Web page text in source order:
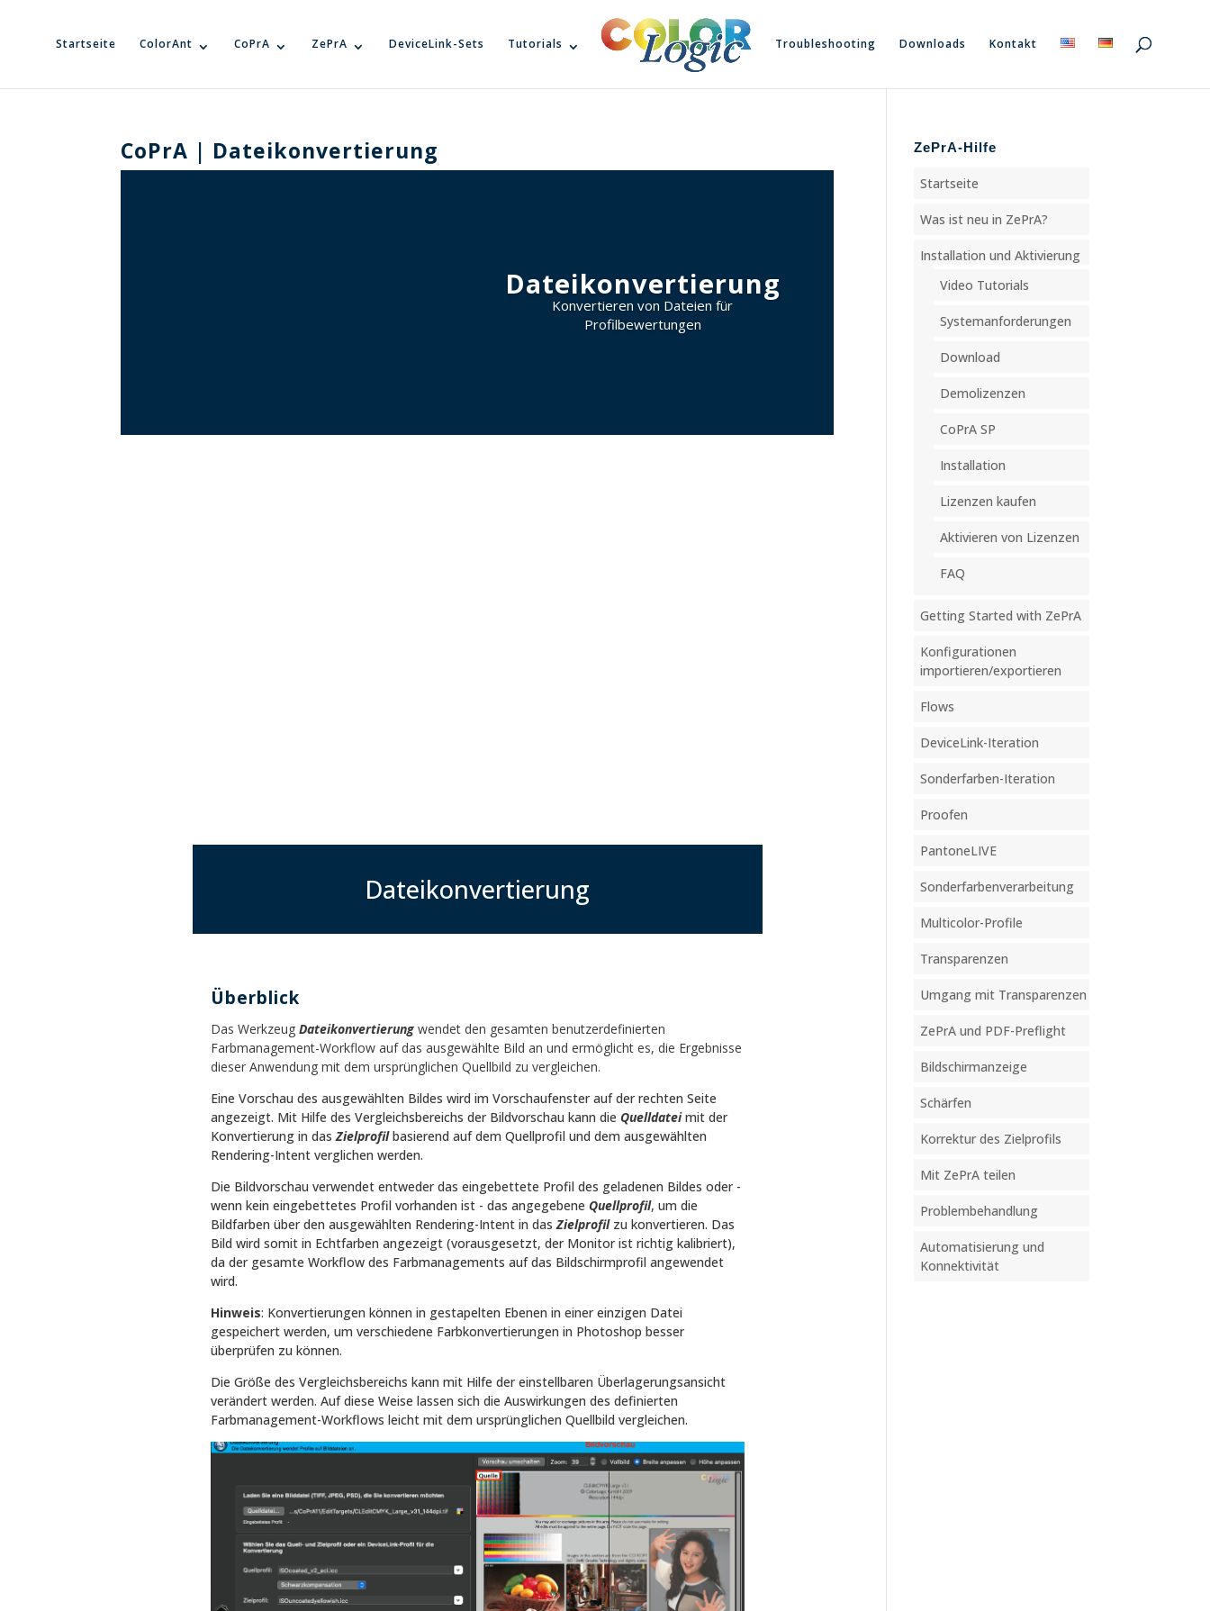
Startseite ColorAnt CoPrA ZePrA DeviceLink-Sets Tutorials Troubleshooting Downloads Kontakt
CoPrA | Dateikonvertierung
Dateikonvertierung
Konvertieren von Dateien für
Profilbewertungen
Dateikonvertierung
Überblick
Das Werkzeug Dateikonvertierungwendet den gesamten benutzerdefinierten
Farbmanagement-Workflow auf das ausgewählte Bild an und ermöglicht es, die Ergebnisse
dieser Anwendung mit dem ursprünglichen Quellbild zu vergleichen.
Eine Vorschau des ausgewählten Bildes wird im Vorschaufenster auf der rechten Seite
angezeigt. Mit Hilfe des Vergleichsbereichs der Bildvorschau kann die Quelldateimit der
Konvertierung in dasZielprofilbasierend auf dem Quellprofil und dem ausgewählten
Rendering-Intent verglichen werden.
Die Bildvorschau verwendet entweder das eingebettete Profil des geladenen Bildes oder -
wenn kein eingebettetes Profil vorhanden ist - das angegebene Quellprofil, um die
Bildfarben über den ausgewählten Rendering-Intent in dasZielprofilzu konvertieren. Das
Bild wird somit in Echtfarben angezeigt (vorausgesetzt, der Monitor ist richtig kalibriert),
da der gesamte Workflow des Farbmanagements auf das Bildschirmprofil angewendet
wird.
Hinweis: Konvertierungen können in gestapelten Ebenen in einer einzigen Datei
gespeichert werden, um verschiedene Farbkonvertierungen in Photoshop besser
überprüfen zu können.
Die Größe des Vergleichsbereichs kann mit Hilfe der einstellbaren Überlagerungsansicht
verändert werden. Auf diese Weise lassen sich die Auswirkungen des definierten
Farbmanagement-Workflows leicht mit dem ursprünglichen Quellbild vergleichen.
ZePrA-Hilfe
Startseite
Was ist neu in ZePrA?
Installation und Aktivierung
Video Tutorials
Systemanforderungen
Download
Demolizenzen
CoPrA SP
Installation
Lizenzen kaufen
Aktivieren von Lizenzen
FAQ
Getting Started with ZePrA
Konfigurationen
importieren/exportieren
Flows
DeviceLink-Iteration
Sonderfarben-Iteration
Proofen
PantoneLIVE
Sonderfarbenverarbeitung
Multicolor-Profile
Transparenzen
Umgang mit Transparenzen
ZePrA und PDF-Preflight
Bildschirmanzeige
Schärfen
Korrektur des Zielprofils
Mit ZePrA teilen
Problembehandlung
Automatisierung und
Konnektivität